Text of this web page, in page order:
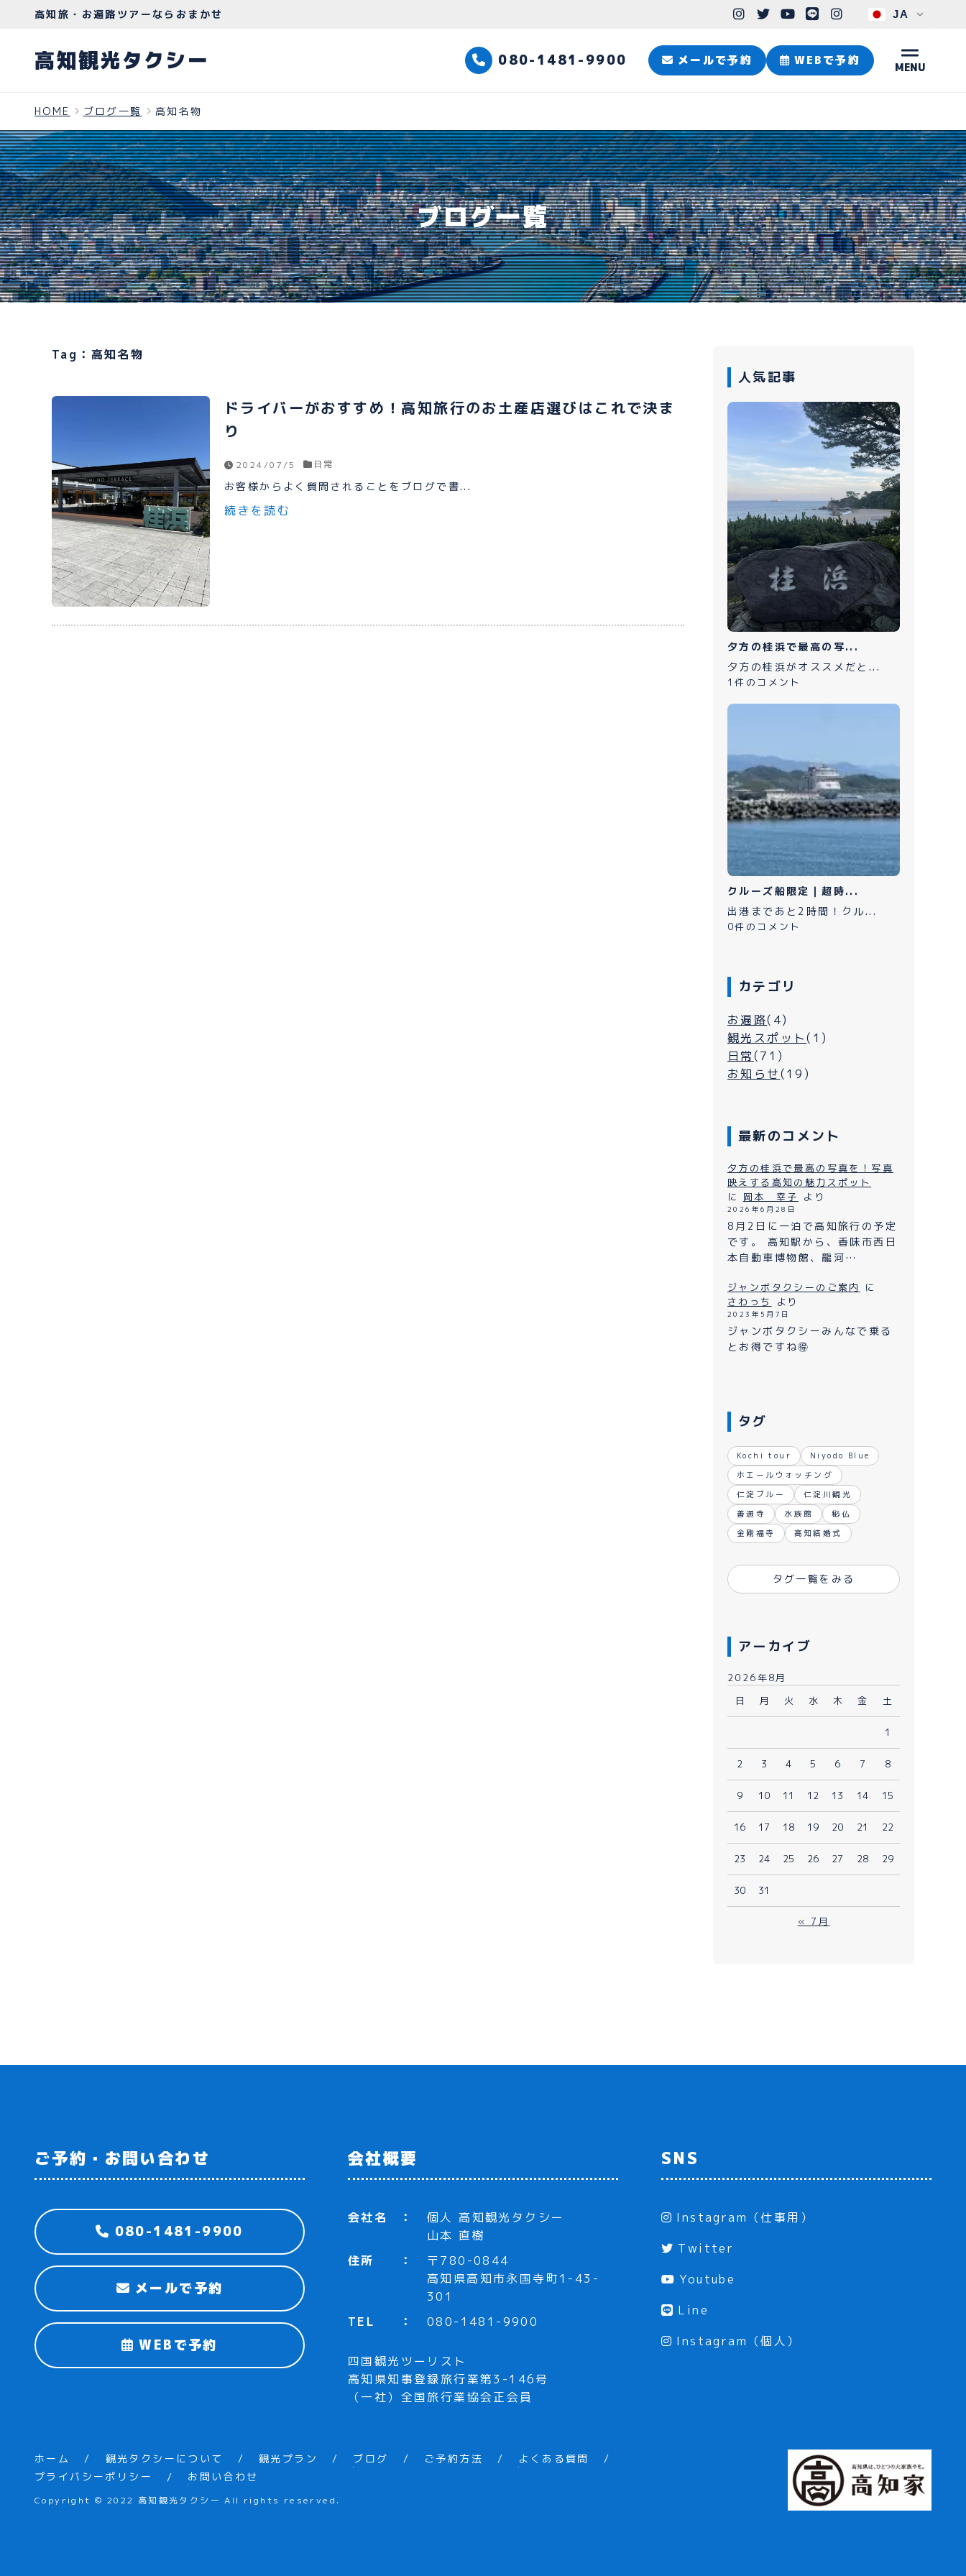
高知観光タクシー
観光タクシーについて
プライバシーポリシー
お問い合わせ
080-1481-9900
メールで予約 WEBで予約
JA
高知旅・お遍路ツアーならおまかせ
高知観光タクシー 080-1481-9900 メールで予約 WEBで予約
HOME ブログ一覧 高知名物
ブログ一覧
Tag：高知名物
ドライバーがおすすめ！高知旅行のお土産店選びはこれで決ま
り
2024/07/5 日常
お客様からよく質問されることをブログで書...
続きを読む
人気記事
夕方の桂浜で最高の写...
夕方の桂浜がオススメだと...
1件のコメント
クルーズ船限定｜超時...
出港まであと2時間！クル...
0件のコメント
カテゴリ
お遍路(4)
観光スポット(1)
日常(71)
お知らせ(19)
最新のコメント
夕方の桂浜で最高の写真を！写真
映えする高知の魅力スポット
に 岡本 幸子 より
2026年6月28日
8月2日に一泊で高知旅行の予定
です。 高知駅から、香味市西日
本自動車博物館、龍河…
ジャンボタクシーのご案内
に
さわっち
より
2023年5月7日
ジャンボタクシーみんなで乗る
とお得ですね🉐
タグ
Kochi tour
Niyodo Blue
ホエールウォッチング
仁淀ブルー
仁淀川観光
善通寺
水族館
秘仏
金剛福寺
高知結婚式
タグ一覧をみる
アーカイブ
2026年8月
日
月 火 水 木 金 土
1
2 3 4 5 6 7 8
9 10 11 12 13 14 15
16 17 18 19 20 21 22
23 24 25 26 27 28 29
30 31
« 7月
ご予約・お問い合わせ
080-1481-9900
メールで予約
WEBで予約
会社概要
会社名
個人 高知観光タクシー
山本 直樹
住所
〒780-0844
高知県高知市永国寺町1-43-
301
TEL
080-1481-9900
四国観光ツーリスト
高知県知事登録旅行業第3-146号
（一社）全国旅行業協会正会員
SNS
Instagram（仕事用）
Twitter
Youtube
Line
Instagram（個人）
ホーム 観光タクシーについて 観光プラン ブログ ご予約方法
よくある質問
プライバシーポリシー
お問い合わせ
Copyright © 2022 高知観光タクシー All rights reserved.